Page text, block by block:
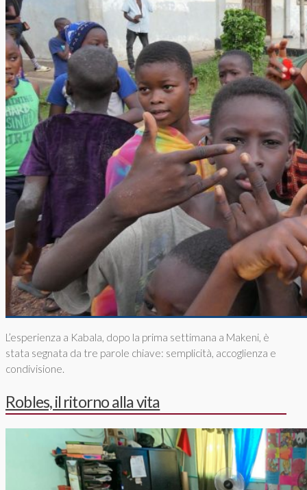
L’esperienza a Kabala, dopo la prima settimana a Makeni, è
stata segnata da tre parole chiave: semplicità, accoglienza e
condivisione.
Robles, il ritorno alla vita